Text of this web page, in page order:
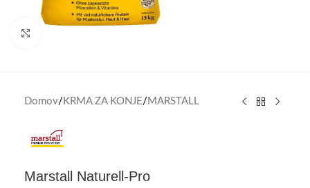
Domov/ KRMA ZA KONJE/ MARSTALL
Marstall Naturell-Pro